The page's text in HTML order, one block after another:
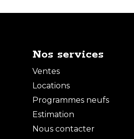
Nos services
Ventes
Locations
Programmes neufs
Estimation
Nous contacter